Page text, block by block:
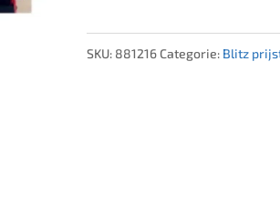
aantal
SKU: 881216 Categorie: Blitz